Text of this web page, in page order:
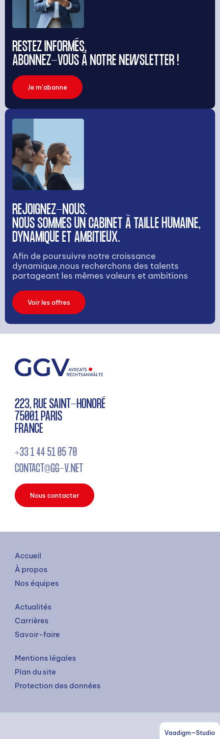
RESTEZ INFORMÉS,
ABONNEZ-VOUS À NOTRE NEWSLETTER !
Je m'abonne
REJOIGNEZ-NOUS.
NOUS SOMMES UN CABINET À TAILLE HUMAINE,
DYNAMIQUE ET AMBITIEUX.
Afin de poursuivre notre croissance
dynamique,nous recherchons des talents
partageant les mêmes valeurs et ambitions
Voir les offres
223, RUE SAINT-HONORÉ
75001 PARIS
FRANCE
+33 1 44 51 05 70
CONTACT@GG-V.NET
Nous contacter
Accueil
À propos
Nos équipes
Actualités
Carrières
Savoir-faire
Mentions légales
Plan du site
Protection des données
Vaadigm—Studio